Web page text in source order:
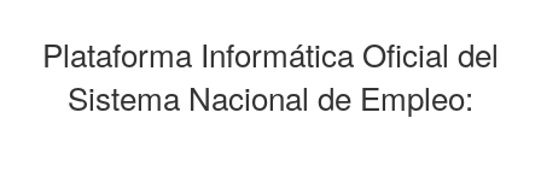
Plataforma Informática Oficial del
Sistema Nacional de Empleo: